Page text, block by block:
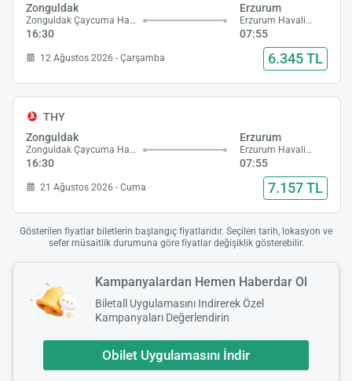
Zonguldak
Zonguldak Çaycuma Havalimanı
16:30
Erzurum
Erzurum Havalimanı
07:55
12 Ağustos 2026 - Çarşamba 6.345 TL
THY
Zonguldak
Zonguldak Çaycuma Havalimanı
16:30
Erzurum
Erzurum Havalimanı
07:55
21 Ağustos 2026 - Cuma 7.157 TL
Gösterilen fiyatlar biletlerin başlangıç fiyatlarıdır. Seçilen tarih, lokasyon ve
sefer müsaitlik durumuna göre fiyatlar değişiklik gösterebilir.
Kampanyalardan Hemen Haberdar Ol
Biletall Uygulamasını Indirerek Özel
Kampanyaları Değerlendirin
Obilet Uygulamasını İndir